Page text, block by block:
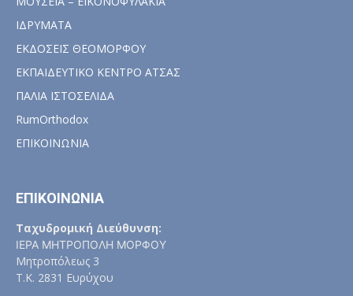
ΙΔΡΥΜΑΤΑ
ΕΚΔΟΣΕΙΣ ΘΕΟΜΟΡΦΟΥ
ΕΚΠΑΙΔΕΥΤΙΚΟ ΚΕΝΤΡΟ ΑΤΣΑΣ
ΠΑΛΙΑ ΙΣΤΟΣΕΛΙΔΑ
RumOrthodox
ΕΠΙΚΟΙΝΩΝΙΑ
ΕΠΙΚΟΙΝΩΝΙΑ
Ταχυδρομική Διεύθυνση:
ΙΕΡΑ ΜΗΤΡΟΠΟΛΗ ΜΟΡΦΟΥ
Μητροπόλεως 3
Τ.Κ. 2831 Ευρύχου